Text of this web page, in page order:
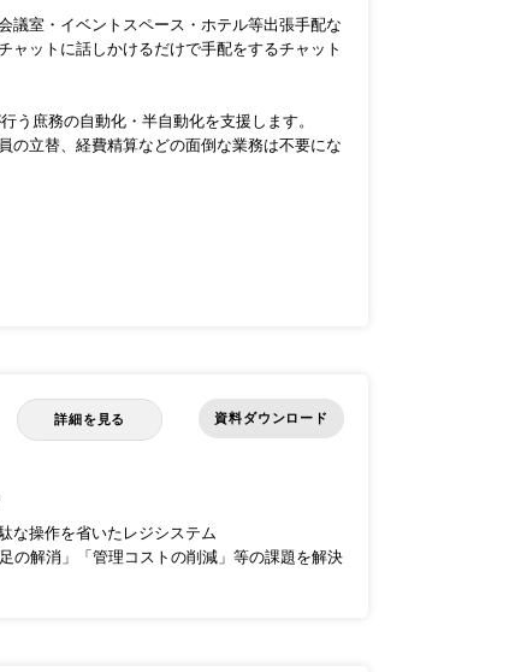
議室・イベントスペース・ホテル等出張手配な
ャットに話しかけるだけで手配をするチャット
う庶務の自動化・半自動化を支援します。
の立替、経費精算などの面倒な業務は不要にな
詳細を見る 資料ダウンロード
な操作を省いたレジシステム
の解消」「管理コストの削減」等の課題を解決